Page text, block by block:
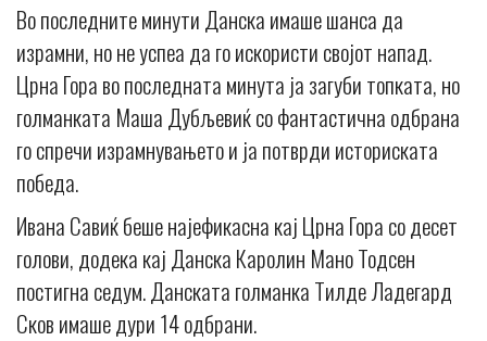
Во последните минути Данска имаше шанса да
израмни, но не успеа да го искористи својот напад.
Црна Гора во последната минута ја загуби топката, но
голманката Маша Дубљевиќ со фантастична одбрана
го спречи израмнувањето и ја потврди историската
победа.
Ивана Савиќ беше најефикасна кај Црна Гора со десет
голови, додека кај Данска Каролин Мано Тодсен
постигна седум. Данската голманка Тилде Ладегард
Сков имаше дури 14 одбрани.